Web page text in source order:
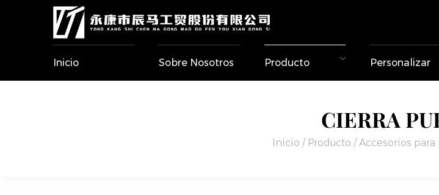
Inicio Sobre Nosotros Producto Personalizar
CIERRA
Inicio / Producto /Accesorios para